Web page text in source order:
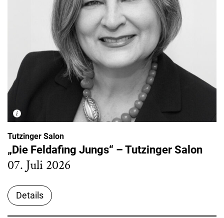
Tutzinger Salon
„Die Feldafing Jungs“ – Tutzinger Salon
07. Juli 2026
Details